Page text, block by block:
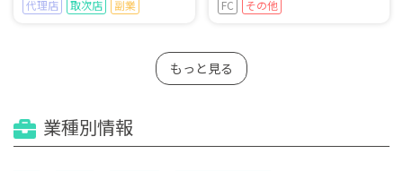
代理店 取次店 副業 FC その他
もっと見る
業種別情報